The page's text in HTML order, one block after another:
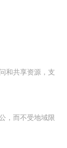
和共享资源，支
，而不受地域限